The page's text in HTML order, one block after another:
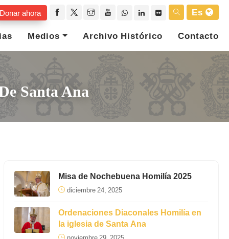
Donar ahora
Es
Medios Archivo Histórico Contacto
Santa Ana
Misa de Nochebuena Homilía 2025
diciembre 24, 2025
Ordenaciones Diaconales Homilía en
la iglesia de Santa Ana